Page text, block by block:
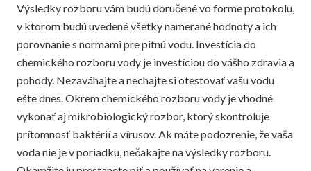
Výsledky rozboru vám budú doručené vo forme protokolu,
v ktorom budú uvedené všetky namerané hodnoty a ich
porovnanie s normami pre pitnú vodu. Investícia do
chemického rozboru vody je investíciou do vášho zdravia a
pohody. Nezaváhajte a nechajte si otestovať vašu vodu
ešte dnes. Okrem chemického rozboru vody je vhodné
vykonať aj mikrobiologický rozbor, ktorý skontroluje
prítomnosť baktérií a vírusov. Ak máte podozrenie, že vaša
voda nie je v poriadku, nečakajte na výsledky rozboru.